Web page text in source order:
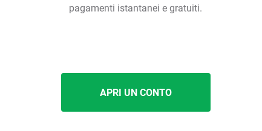
pagamenti istantanei e gratuiti.
APRI UN CONTO